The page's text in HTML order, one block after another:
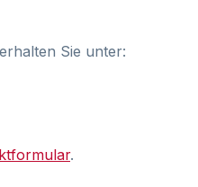
Sie unter:
.